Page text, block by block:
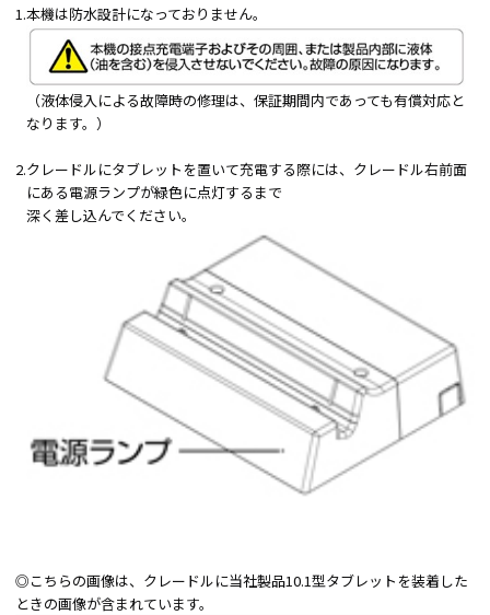
1.本機は防水設計になっておりません。
（液体侵入による故障時の修理は、保証期間内であっても有償対応と
なります。）
2.クレードルにタブレットを置いて充電する際には、クレードル右前面
にある電源ランプが緑色に点灯するまで
深く差し込んでください。
◎こちらの画像は、クレードルに当社製品10.1型タブレットを装着した
ときの画像が含まれています。